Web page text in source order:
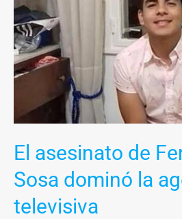
El asesinato de
Sosa dominó la
televisiva
de
Fernando
Báez
Sosa
agenda
televisiva